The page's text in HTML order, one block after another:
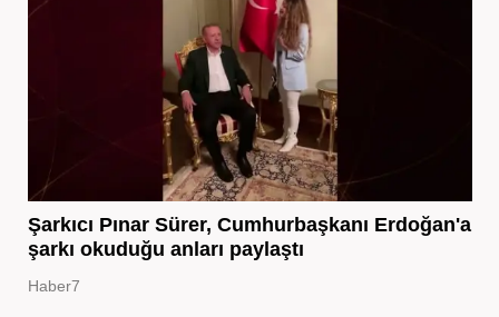
Şarkıcı Pınar Sürer, Cumhurbaşkanı Erdoğan'a
şarkı okuduğu anları paylaştı
Haber7